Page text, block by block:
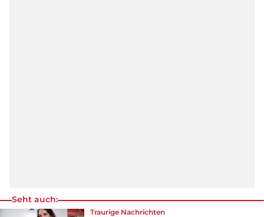
Seht auch:
Traurige Nachrichten